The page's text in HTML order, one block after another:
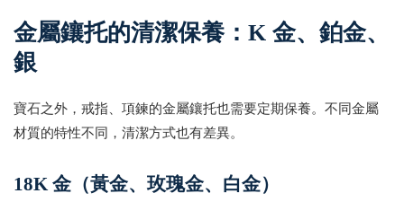
金屬鑲托的清潔保養：K 金、鉑金、
銀
寶石之外，戒指、項鍊的金屬鑲托也需要定期保養。不同金屬
材質的特性不同，清潔方式也有差異。
18K 金（黃金、玫瑰金、白金）